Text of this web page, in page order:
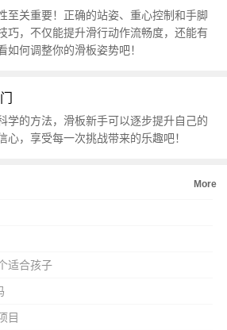
至关重要！正确的站姿、重心控制和手脚
巧，不仅能提升滑行动作流畅度，还能有
如何调整你的滑板姿势吧！
学的方法，滑板新手可以逐步提升自己的
心，享受每一次挑战带来的乐趣吧！
More
适合孩子
目